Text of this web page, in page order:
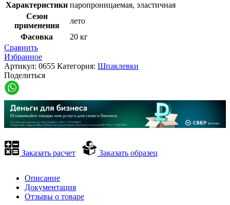
Характеристики паропроницаемая, эластичная
Сезон
применения
лето
Фасовка
20 кг
Сравнить
Избранное
Артикул: 0655 Категория: Шпаклевки
Поделиться
Заказать расчет Заказать образец
Описание
Документация
Отзывы о товаре